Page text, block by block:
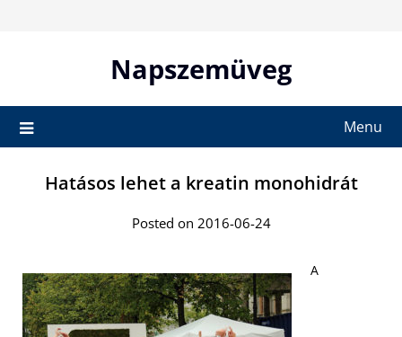
Napszemüveg
Menu
Hatásos lehet a kreatin monohidrát
Posted on 2016-06-24
A